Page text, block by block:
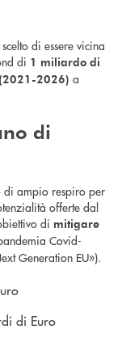
di essere vicina
di 1 miliardo di
2026) a
di
di ampio respiro per
offerte dal
di mitigare
Covid-
Generation EU»).
di Euro